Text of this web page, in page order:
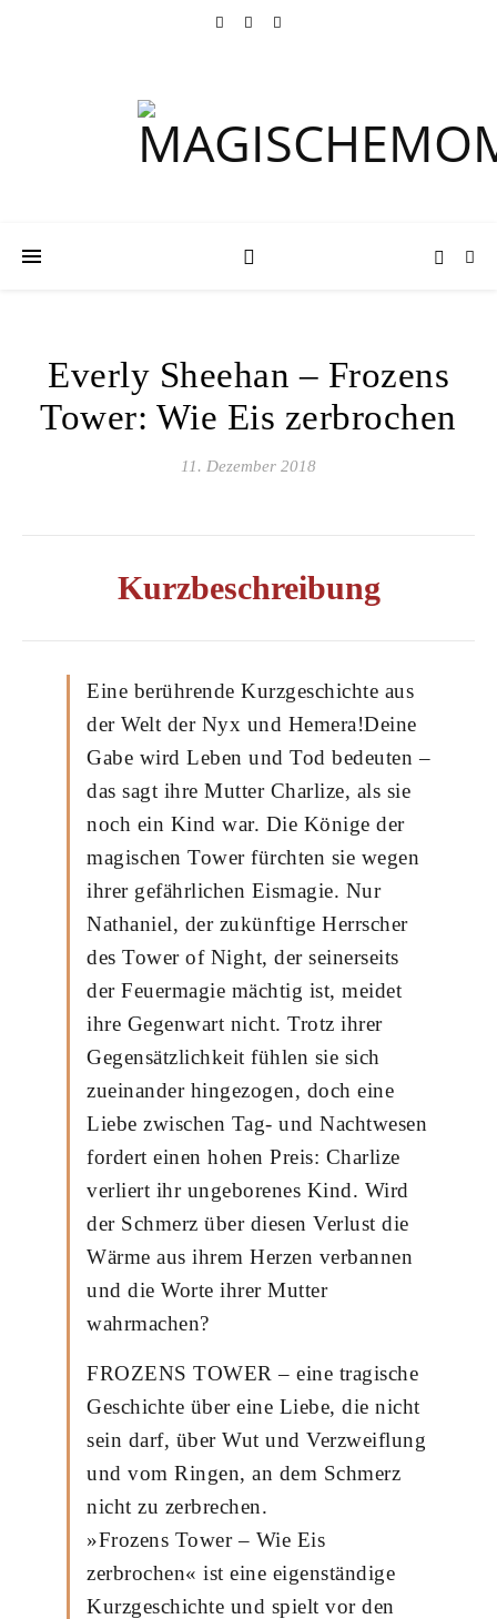
Everly Sheehan – Frozens
Tower: Wie Eis zerbrochen
11. Dezember 2018
Kurzbeschreibung
Eine berührende Kurzgeschichte aus
der Welt der Nyx und Hemera!Deine
Gabe wird Leben und Tod bedeuten –
das sagt ihre Mutter Charlize, als sie
noch ein Kind war. Die Könige der
magischen Tower fürchten sie wegen
ihrer gefährlichen Eismagie. Nur
Nathaniel, der zukünftige Herrscher
des Tower of Night, der seinerseits
der Feuermagie mächtig ist, meidet
ihre Gegenwart nicht. Trotz ihrer
Gegensätzlichkeit fühlen sie sich
zueinander hingezogen, doch eine
Liebe zwischen Tag- und Nachtwesen
fordert einen hohen Preis: Charlize
verliert ihr ungeborenes Kind. Wird
der Schmerz über diesen Verlust die
Wärme aus ihrem Herzen verbannen
und die Worte ihrer Mutter
wahrmachen?
FROZENS TOWER – eine tragische
Geschichte über eine Liebe, die nicht
sein darf, über Wut und Verzweiflung
und vom Ringen, an dem Schmerz
nicht zu zerbrechen.
»Frozens Tower – Wie Eis
zerbrochen« ist eine eigenständige
Kurzgeschichte und spielt vor den